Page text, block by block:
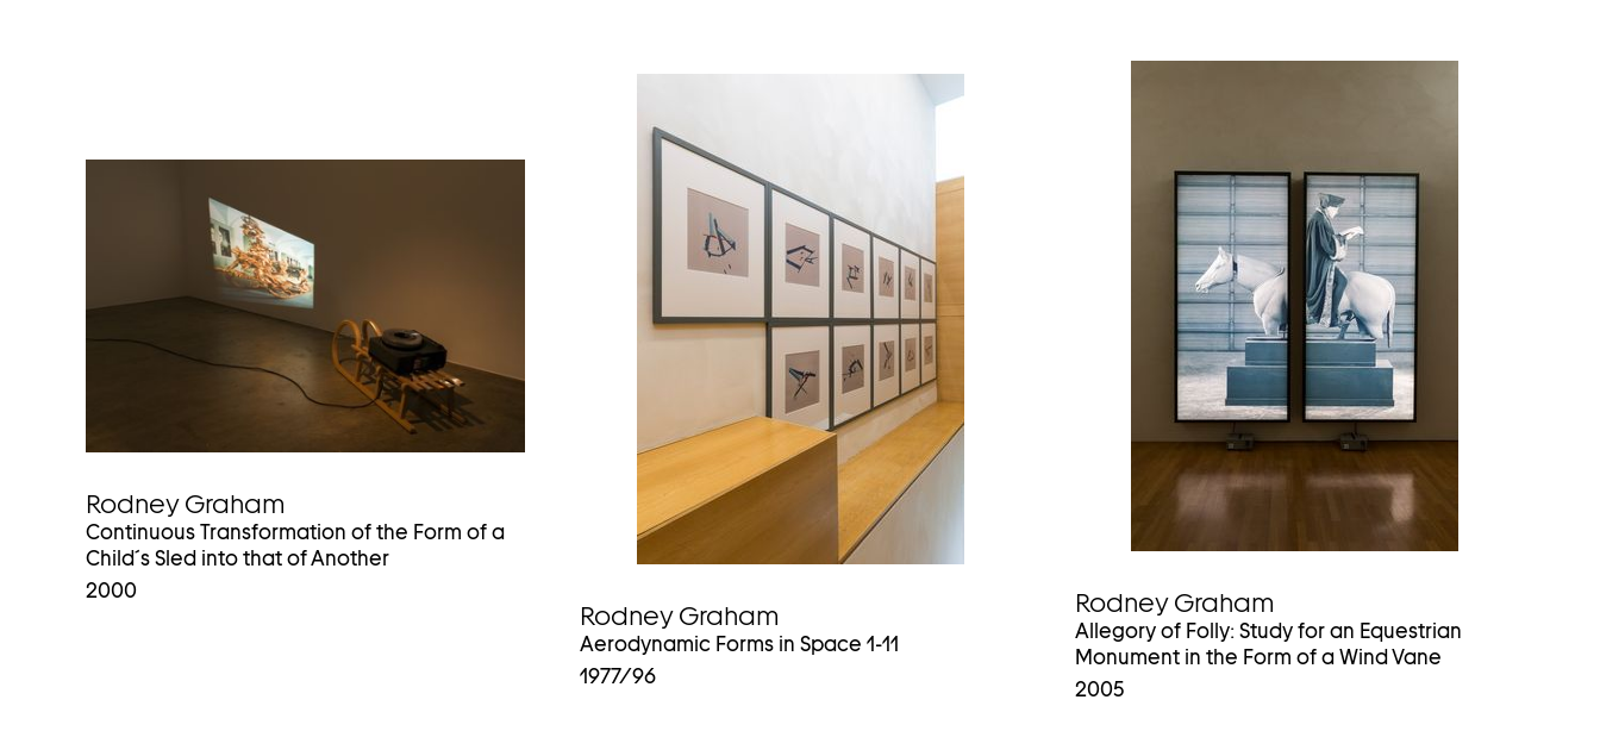
Rodney Graham
Continuous Transformation of the Form of a
Child´s Sled into that of Another
2000
Rodney Graham
Aerodynamic Forms in Space 1-11
1977/96
Rodney Graham
Allegory of Folly: Study for an Equestrian
Monument in the Form of a Wind Vane
2005